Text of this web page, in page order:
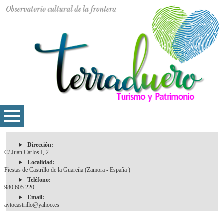
Dirección:
C/ Juan Carlos I, 2
Localidad:
Fiestas de Castrillo de la Guareña (Zamora - España )
Teléfono:
980 605 220
Email:
aytocastrillo@yahoo.es